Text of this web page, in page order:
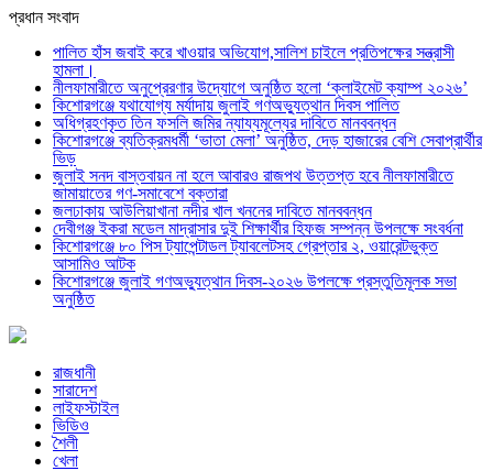
প্রধান সংবাদ
পালিত হাঁস জবাই করে খাওয়ার অভিযোগ,সালিশ চাইলে প্রতিপক্ষের সন্ত্রাসী
হামলা।
নীলফামারীতে অনুপ্রেরণার উদ্যোগে অনুষ্ঠিত হলো ‘ক্লাইমেট ক্যাম্প ২০২৬’
কিশোরগঞ্জে যথাযোগ্য মর্যাদায় জুলাই গণঅভ্যুত্থান দিবস পালিত
অধিগ্রহণকৃত তিন ফসলি জমির ন্যায্যমূল্যের দাবিতে মানববন্ধন
কিশোরগঞ্জে ব্যতিক্রমধর্মী ‘ভাতা মেলা’ অনুষ্ঠিত, দেড় হাজারের বেশি সেবাপ্রার্থীর
ভিড়
জুলাই সনদ বাস্তবায়ন না হলে আবারও রাজপথ উত্তপ্ত হবে নীলফামারীতে
জামায়াতের গণ-সমাবেশে বক্তারা
জলঢাকায় আউলিয়াখানা নদীর খাল খননের দাবিতে মানববন্ধন
দেবীগঞ্জ ইকরা মডেল মাদ্রাসার দুই শিক্ষার্থীর হিফজ সম্পন্ন উপলক্ষে সংবর্ধনা
কিশোরগঞ্জে ৮০ পিস ট্যাপেন্টাডল ট্যাবলেটসহ গ্রেপ্তার ২, ওয়ারেন্টভুক্ত
আসামিও আটক
কিশোরগঞ্জে জুলাই গণঅভ্যুত্থান দিবস-২০২৬ উপলক্ষে প্রস্তুতিমূলক সভা
অনুষ্ঠিত
রাজধানী
সারাদেশ
লাইফস্টাইল
ভিডিও
শৈলী
খেলা